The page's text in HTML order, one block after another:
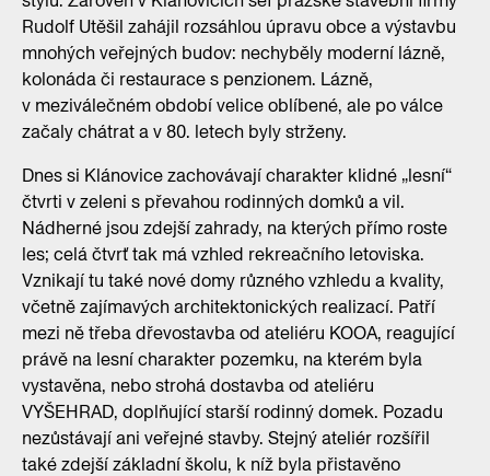
Rudolf Utěšil zahájil rozsáhlou úpravu obce a výstavbu
mnohých veřejných budov: nechyběly moderní lázně,
kolonáda či restaurace s penzionem. Lázně,
v meziválečném období velice oblíbené, ale po válce
začaly chátrat a v 80. letech byly strženy.
Dnes si Klánovice zachovávají charakter klidné „lesní“
čtvrti v zeleni s převahou rodinných domků a vil.
Nádherné jsou zdejší zahrady, na kterých přímo roste
les; celá čtvrť tak má vzhled rekreačního letoviska.
Vznikají tu také nové domy různého vzhledu a kvality,
včetně zajímavých architektonických realizací. Patří
mezi ně třeba dřevostavba od ateliéru KOOA, reagující
právě na lesní charakter pozemku, na kterém byla
vystavěna, nebo strohá dostavba od ateliéru
VYŠEHRAD, doplňující starší rodinný domek. Pozadu
nezůstávají ani veřejné stavby. Stejný ateliér rozšířil
také zdejší základní školu, k níž byla přistavěno